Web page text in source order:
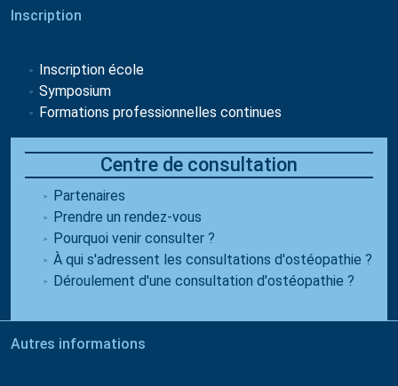
Inscription
Inscription école
Symposium
Formations professionnelles continues
Centre de consultation
Partenaires
Prendre un rendez-vous
Pourquoi venir consulter ?
À qui s'adressent les consultations d'ostéopathie ?
Déroulement d'une consultation d'ostéopathie ?
Autres informations